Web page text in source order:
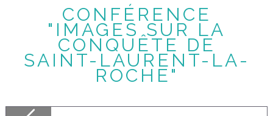
CONFÉRENCE
"IMAGES SUR LA
CONQUÊTE DE
SAINT-LAURENT-LA-
ROCHE"